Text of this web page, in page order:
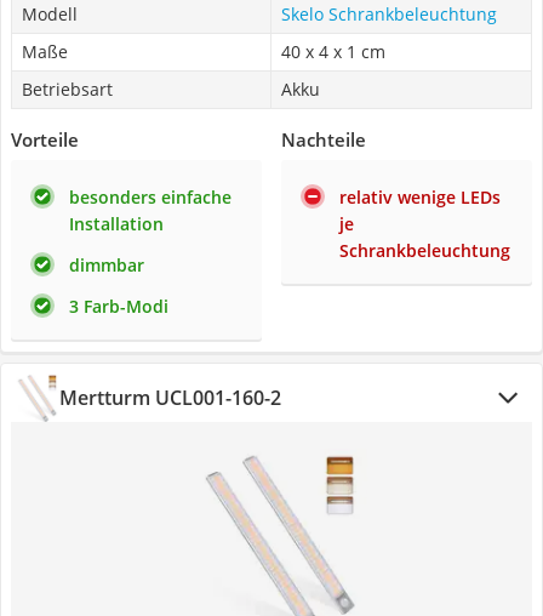
Modell
Skelo Schrankbeleuchtung
Maße
40 x 4 x 1 cm
Betriebsart
Akku
Vorteile
besonders einfache
Installation
dimmbar
3 Farb-Modi
Nachteile
relativ wenige LEDs
je
Schrankbeleuchtung
Mertturm UCL001-160-2